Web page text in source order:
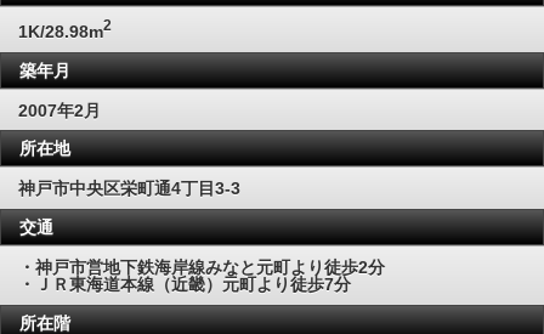
1K/28.98m2
築年月
2007年2月
所在地
神戸市中央区栄町通4丁目3-3
交通
・神戸市営地下鉄海岸線みなと元町より徒歩2分
・ＪＲ東海道本線（近畿）元町より徒歩7分
所在階